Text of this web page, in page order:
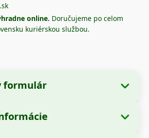
online. Doručujeme po celom
kuriérskou službou.
formulár